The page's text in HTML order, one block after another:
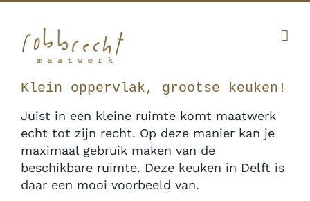
inhoud
010 341 12 20
Klein oppervlak, grootse keuken!
Juist in een kleine ruimte komt maatwerk
echt tot zijn recht. Op deze manier kan je
maximaal gebruik maken van de
beschikbare ruimte. Deze keuken in Delft is
daar een mooi voorbeeld van.